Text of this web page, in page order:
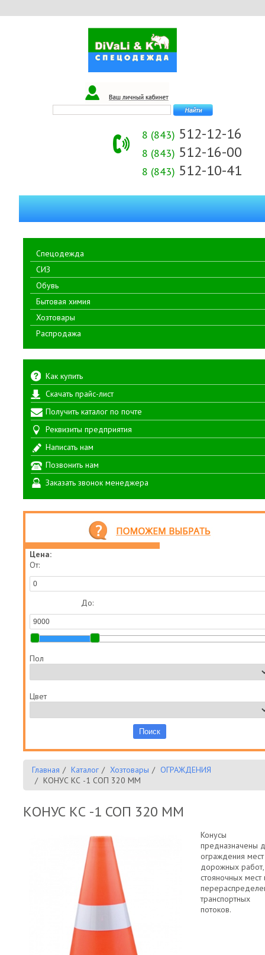
8 (843) 512-12-16
8 (843) 512-16-00
8 (843) 512-10-41
Спецодежда
СИЗ
Обувь
Бытовая химия
Хозтовары
Распродажа
Как купить
Скачать прайс-лист
Получить каталог по почте
Реквизиты предприятия
Написать нам
Позвонить нам
Заказать звонок менеджера
Цена:
От:
До:
Пол
Цвет
Главная Каталог Хозтовары
ОГРАЖДЕНИЯ
КОНУС КС -1 СОП 320 ММ
КОНУС КС -1 СОП 320 ММ
Конусы
предназначены
ограждения мест
дорожных работ,
стояночных мест
транспортных
потоков.